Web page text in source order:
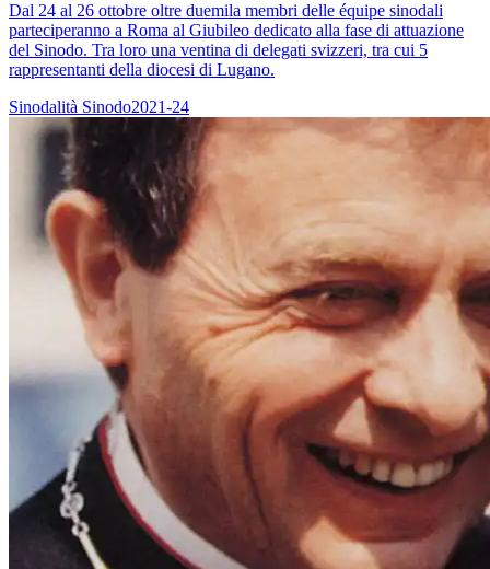
Dal 24 al 26 ottobre oltre duemila membri delle équipe sinodali
parteciperanno a Roma al Giubileo dedicato alla fase di attuazione
del Sinodo. Tra loro una ventina di delegati svizzeri, tra cui 5
rappresentanti della diocesi di Lugano.
Sinodalità Sinodo2021-24